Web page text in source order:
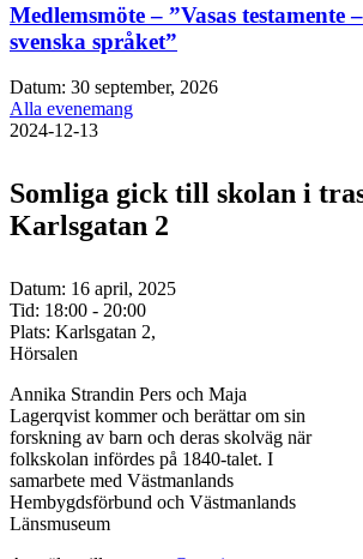
Medlemsmöte – ”Vasas testamente
svenska språket”
Datum: 30 september, 2026
Alla evenemang
2024-12-13
Somliga gick till skolan i
Karlsgatan 2
Datum: 16 april, 2025
Tid: 18:00 - 20:00
Plats: Karlsgatan 2,
Hörsalen
Annika Strandin Pers och Maja
Lagerqvist kommer och berättar om sin
forskning av barn och deras skolväg när
folkskolan infördes på 1840-talet. I
samarbete med Västmanlands
Hembygdsförbund och Västmanlands
Länsmuseum